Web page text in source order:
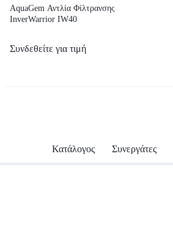
AquaGem Αντλία Φίλτρανσης
InverWarrior IW40
Συνδεθείτε για τιμή
Κατάλογος Συνεργάτες